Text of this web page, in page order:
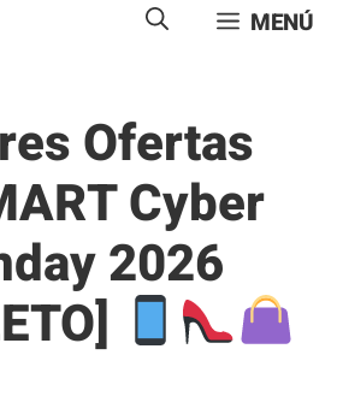
MENÚ
Ofertas
Cyber
2026